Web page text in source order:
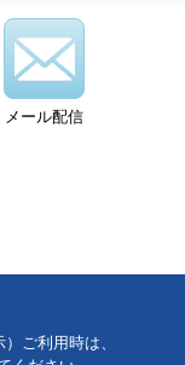
メール配信
ご利用時は、